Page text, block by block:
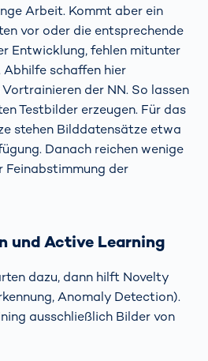
Arbeit. Kommt aber ein
vor oder die entsprechende
Entwicklung, fehlen mitunter
schaffen hier
der NN. So lassen
Testbilder erzeugen. Für das
stehen Bilddatensätze etwa
Danach reichen wenige
Feinabstimmung der
und Active Learning
dazu, dann hilft Novelty
Anomaly Detection).
ausschließlich Bilder von